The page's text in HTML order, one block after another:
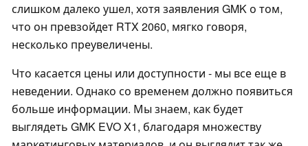
слишком далеко ушел, хотя заявления GMK о том,
что он превзойдет RTX 2060, мягко говоря,
несколько преувеличены.
Что касается цены или доступности - мы все еще в
неведении. Однако со временем должно появиться
больше информации. Мы знаем, как будет
выглядеть GMK EVO X1, благодаря множеству